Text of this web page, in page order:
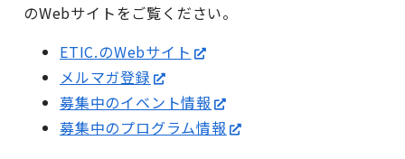
のWebサイトをご覧ください。
ETIC.のWebサイト
メルマガ登録
募集中のイベント情報
募集中のプログラム情報